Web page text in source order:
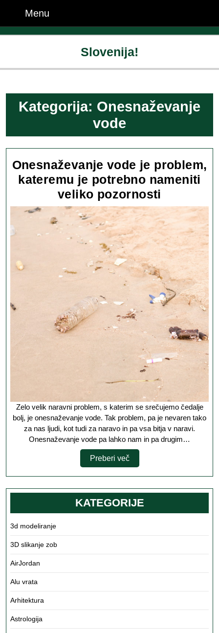
content
Menu
Slovenija!
Kategorija: Onesnaževanje
vode
Onesnaževanje vode je problem,
kateremu je potrebno nameniti
veliko pozornosti
vode
je
problem,
kateremu
je
potrebno
nameniti
veliko
Zelo velik naravni problem, s katerim se srečujemo čedalje
bolj, je onesnaževanje vode. Tak problem, pa je nevaren tako
za nas ljudi, kot tudi za naravo in pa vsa bitja v naravi.
Onesnaževanje vode pa lahko nam in pa drugim…
Preberi večPreberi
več
KATEGORIJE
3d modeliranje
3D slikanje zob
AirJordan
Alu vrata
Arhitektura
Astrologija